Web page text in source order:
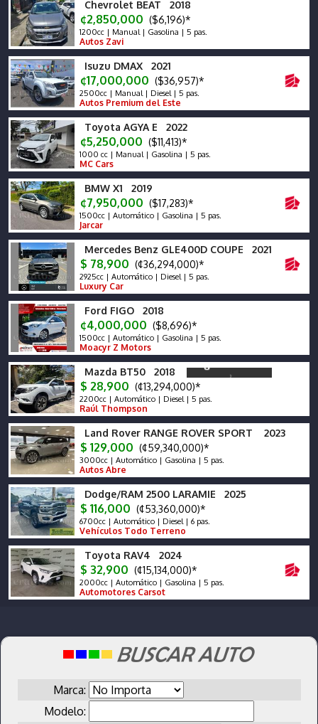
Chevrolet BEAT 2018
¢2,850,000 ($6,196)*
1200cc | Manual | Gasolina | 5 pas.
Autos Zavi
Isuzu DMAX 2021
¢17,000,000 ($36,957)*
2500cc | Manual | Diesel | 5 pas.
Autos Premium del Este
Toyota AGYA E 2022
¢5,250,000 ($11,413)*
1000 cc | Manual | Gasolina | 5 pas.
MC Cars
BMW X1 2019
¢7,950,000 ($17,283)*
1500cc | Automático | Gasolina | 5 pas.
Jarcar
Mercedes Benz GLE400D COUPE 2021
$ 78,900 (¢36,294,000)*
2925cc | Automático | Diesel | 5 pas.
Luxury Car
Ford FIGO 2018
¢4,000,000 ($8,696)*
1500cc | Automático | Gasolina | 5 pas.
Moacyr Z Motors
Mazda BT50 2018
$ 28,900 (¢13,294,000)*
2200cc | Automático | Diesel | 5 pas.
Raúl Thompson
Land Rover RANGE ROVER SPORT 2023
$ 129,000 (¢59,340,000)*
3000cc | Automático | Gasolina | 5 pas.
Autos Abre
Dodge/RAM 2500 LARAMIE 2025
$ 116,000 (¢53,360,000)*
6700cc | Automático | Diesel | 6 pas.
Vehículos Todo Terreno
Toyota RAV4 2024
$ 32,900 (¢15,134,000)*
2000cc | Automático | Gasolina | 5 pas.
Automotores Carsot
Marca:
Modelo: